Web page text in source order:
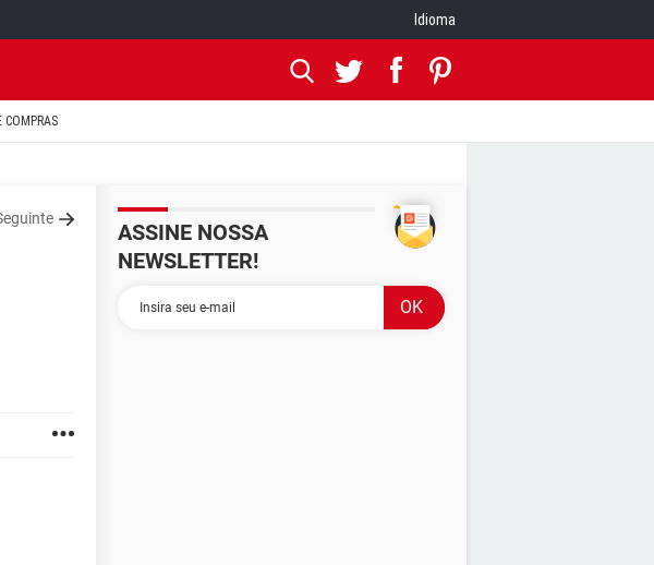
Idioma
COMPRAS
ASSINE NOSSA
NEWSLETTER!